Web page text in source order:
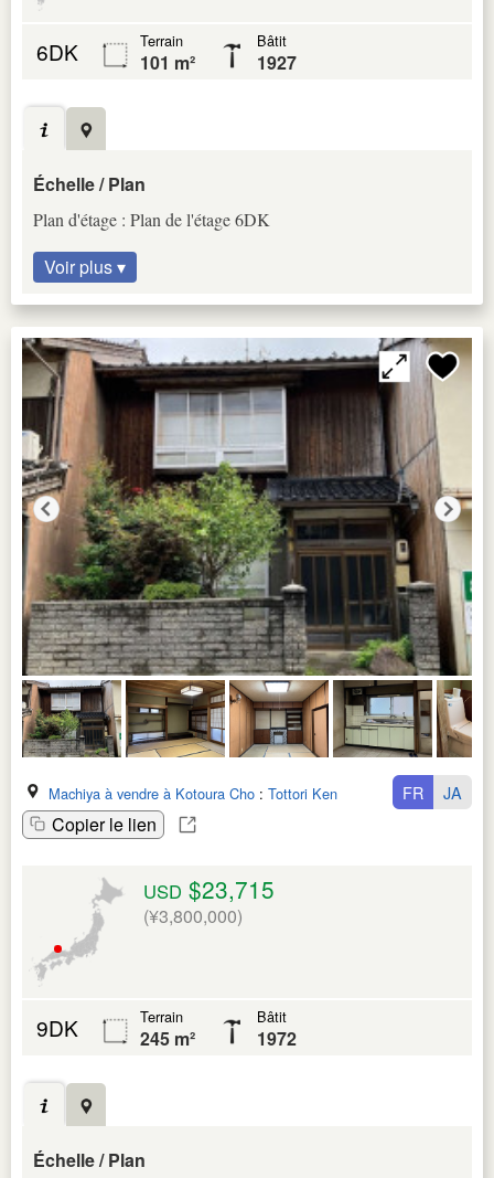
6DK Terrain
101 m²
Bâtit
1927
Échelle / Plan
Plan d'étage : Plan de l'étage 6DK
Voir plus ▾
Machiya à vendre à Kotoura Cho : Tottori Ken
Copier le lien
FR JA
USD $23,715
(¥3,800,000)
9DK Terrain
245 m²
Bâtit
1972
Échelle / Plan